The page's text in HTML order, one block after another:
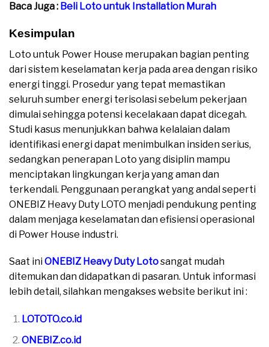
Baca Juga : Beli Loto untuk Installation Murah
Kesimpulan
Loto untuk Power House merupakan bagian penting
dari sistem keselamatan kerja pada area dengan risiko
energi tinggi. Prosedur yang tepat memastikan
seluruh sumber energi terisolasi sebelum pekerjaan
dimulai sehingga potensi kecelakaan dapat dicegah.
Studi kasus menunjukkan bahwa kelalaian dalam
identifikasi energi dapat menimbulkan insiden serius,
sedangkan penerapan Loto yang disiplin mampu
menciptakan lingkungan kerja yang aman dan
terkendali. Penggunaan perangkat yang andal seperti
ONEBIZ Heavy Duty LOTO menjadi pendukung penting
dalam menjaga keselamatan dan efisiensi operasional
di Power House industri.
Saat iniONEBIZ Heavy Duty Lotosangat mudah
ditemukan dan didapatkan di pasaran. Untuk informasi
lebih detail, silahkan mengakses website berikut ini :
LOTOTO.co.id
ONEBIZ.co.id